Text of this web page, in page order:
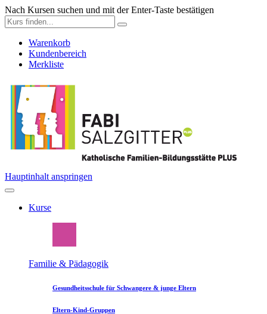
Nach Kursen suchen und mit der Enter-Taste bestätigen
Warenkorb
Kundenbereich
Merkliste
Hauptinhalt anspringen
Kurse
Familie & Pädagogik
Gesundheitsschule für Schwangere & junge Eltern
Eltern-Kind-Gruppen